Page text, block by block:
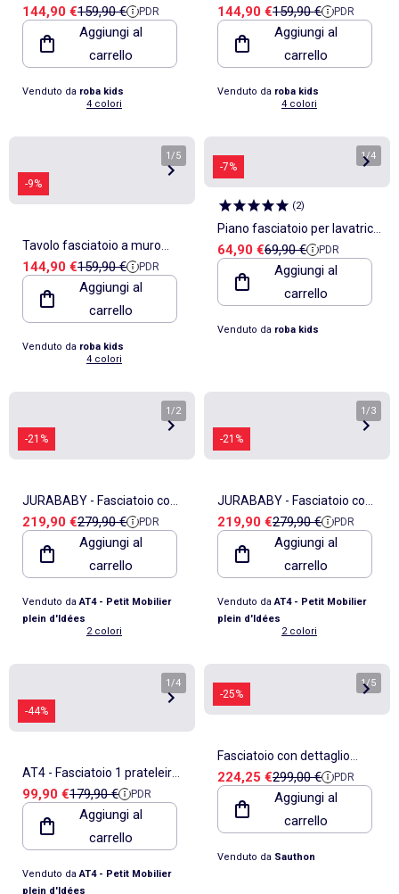
+ materassino impermeabile
"Roba Style"
Prezzo di vendita
144,90 €Prezzo di riferimento
159,90 € PDR
Aggiungi al
carrello
Venduto da roba kids
4 colori
+ materassino impermeabile
"Roba Style"
Prezzo di vendita
144,90 €Prezzo di riferimento
159,90 € PDR
Aggiungi al
carrello
Venduto da roba kids
4 colori
-9%
1 /5
Tavolo fasciatoio a muro
pieghevole + materassino
impermeabile "Roba Style"
Prezzo di vendita
144,90 €Prezzo di riferimento
159,90 € PDR
Aggiungi al
carrello
Venduto da roba kids
4 colori
-7%
1/4
(2)
Piano fasciatoio per lavatrice
+ materassino impermeabile
– "Roba"
Prezzo di vendita
64,90 €Prezzo di riferimento
69,90 € PDR
Aggiungi al
carrello
Venduto da roba kids
-21%
1 /2
JURABABY - Fasciatoio com
2 prateleiras ONLY legno -
Faggio/Terracotta - 76 x 56 x
94 cm
Prezzo di vendita
219,90 €Prezzo di riferimento
279,90 € PDR
Aggiungi al
carrello
Venduto da AT4 - Petit Mobilier
plein d'Idées
2 colori
-21%
1 /3
JURABABY - Fasciatoio com
2 prateleiras ONLY legno -
Faggio/Giallo - 76 x 56 x 94
cm
Prezzo di vendita
219,90 €Prezzo di riferimento
279,90 € PDR
Aggiungi al
carrello
Venduto da AT4 - Petit Mobilier
plein d'Idées
2 colori
-44%
1 /4
AT4 - Fasciatoio 1 prateleira
LIMA legno - Grafite
Grigio/Faggio - 73 x 54 x 90
cm
Prezzo di vendita
99,90 €Prezzo di riferimento
179,90 € PDR
Aggiungi al
carrello
Venduto da AT4 - Petit Mobilier
plein d'Idées
-25%
1/5
Fasciatoio con dettaglio
effetto legno testurizzato e
gambe in - SAUTHON
Prezzo di vendita
224,25 €Prezzo di riferimento
299,00 € PDR
Aggiungi al
carrello
Venduto da Sauthon